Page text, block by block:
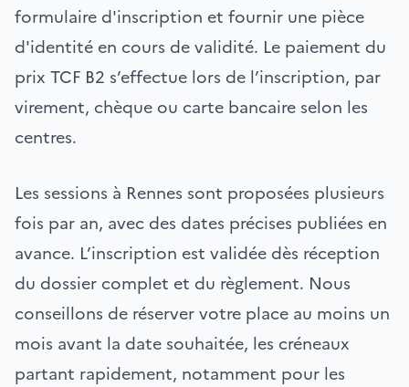
formulaire d'inscription et fournir une pièce
d'identité en cours de validité. Le paiement du
prix TCF B2 s’effectue lors de l’inscription, par
virement, chèque ou carte bancaire selon les
centres.
Les sessions à Rennes sont proposées plusieurs
fois par an, avec des dates précises publiées en
avance. L’inscription est validée dès réception
du dossier complet et du règlement. Nous
conseillons de réserver votre place au moins un
mois avant la date souhaitée, les créneaux
partant rapidement, notamment pour les